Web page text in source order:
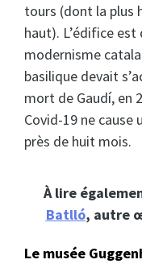
tours (dont la plus
haut). L’édifice
modernisme
basilique devait
mort de Gaudí, en
Covid-19 ne cause
près de huit mois.
À lire
Batlló, autre
Le musée